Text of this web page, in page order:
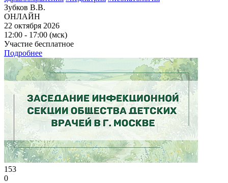
Зубков В.В.
ОНЛАЙН
22 октября 2026
12:00 - 17:00 (мск)
Участие бесплатное
Подробнее
153
0